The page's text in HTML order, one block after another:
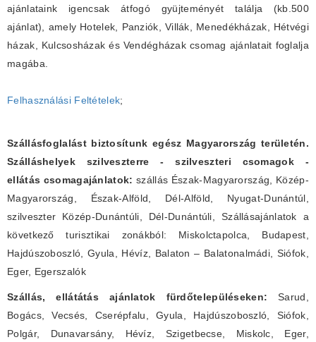
ajánlataink igencsak átfogó gyüjteményét találja (kb.500
ajánlat), amely Hotelek, Panziók, Villák, Menedékházak, Hétvégi
házak, Kulcsosházak és Vendégházak csomag ajánlatait foglalja
magába.
Felhasználási Feltételek;
Szállásfoglalást biztosítunk egész Magyarország területén.
Szálláshelyek szilveszterre - szilveszteri csomagok -
ellátás csomagajánlatok: szállás Észak-Magyarország, Közép-
Magyarország, Észak-Alföld, Dél-Alföld, Nyugat-Dunántúl,
szilveszter Közép-Dunántúli, Dél-Dunántúli, Szállásajánlatok a
következő turisztikai zonákból: Miskolctapolca, Budapest,
Hajdúszoboszló, Gyula, Hévíz, Balaton – Balatonalmádi, Siófok,
Eger, Egerszalók
Szállás, ellátátás ajánlatok fürdőtelepüléseken:Sarud,
Bogács, Vecsés, Cserépfalu, Gyula, Hajdúszoboszló, Siófok,
Polgár, Dunavarsány, Hévíz, Szigetbecse, Miskolc, Eger,